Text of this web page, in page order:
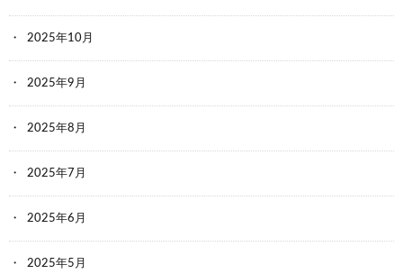
2025年10月
2025年9月
2025年8月
2025年7月
2025年6月
2025年5月